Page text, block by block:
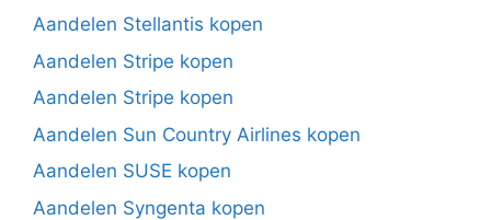
Aandelen Stellantis kopen
Aandelen Stripe kopen
Aandelen Stripe kopen
Aandelen Sun Country Airlines kopen
Aandelen SUSE kopen
Aandelen Syngenta kopen